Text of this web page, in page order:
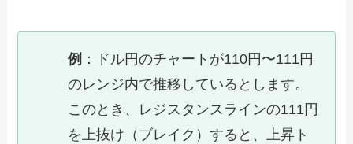
例 ：ドル円のチャートが110円〜111円
のレンジ内で推移しているとします。
このとき、レジスタンスラインの111円
を上抜け（ブレイク）すると、上昇ト